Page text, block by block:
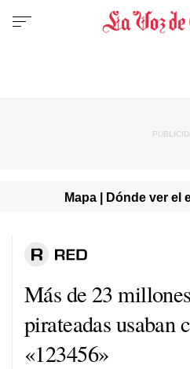
Mapa | Dónde ver el
Más de 23
pirateadas usaban
«123456»